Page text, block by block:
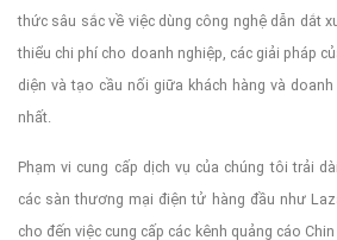
thức sâu sắc về việc dùng công nghệ dẫn dắt
thiểu chi phí cho doanh nghiệp, các giải pháp
diện và tạo cầu nối giữa khách hàng và
nhất.
Phạm vi cung cấp dịch vụ của chúng tôi trải
các sàn thương mại điện tử hàng đầu như
cho đến việc cung cấp các kênh quảng cáo